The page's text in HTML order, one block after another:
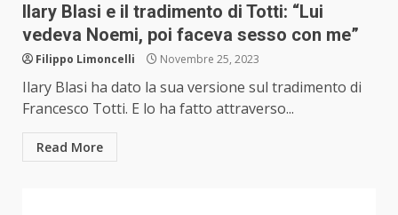
Ilary Blasi e il tradimento di Totti: “Lui
vedeva Noemi, poi faceva sesso con me”
Filippo Limoncelli Novembre 25, 2023
Ilary Blasi ha dato la sua versione sul tradimento di
Francesco Totti. E lo ha fatto attraverso...
Read More